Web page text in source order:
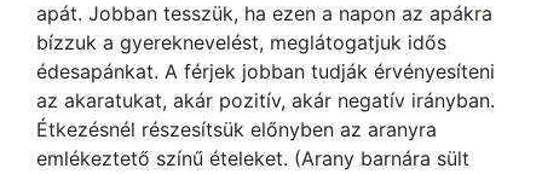
apát. Jobban tesszük, ha ezen a napon az apákra
bízzuk a gyereknevelést, meglátogatjuk idős
édesapánkat. A férjek jobban tudják érvényesíteni
az akaratukat, akár pozitív, akár negatív irányban.
Étkezésnél részesítsük előnyben az aranyra
emlékeztető színű ételeket. (Arany barnára sült